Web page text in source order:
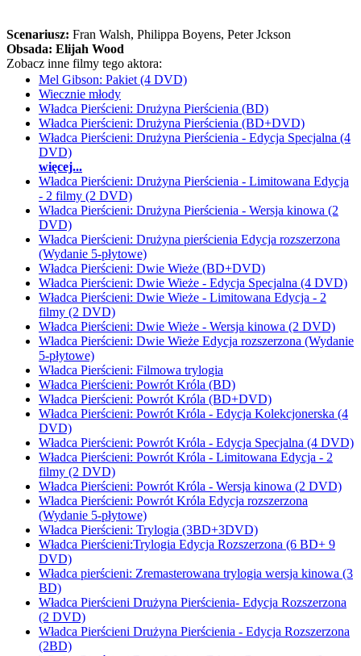
Scenariusz: Fran Walsh, Philippa Boyens, Peter Jckson
Obsada: Elijah Wood
Zobacz inne filmy tego aktora:
Mel Gibson: Pakiet (4 DVD)
Wiecznie młody
Władca Pierścieni: Drużyna Pierścienia (BD)
Władca Pierścieni: Drużyna Pierścienia (BD+DVD)
Władca Pierścieni: Drużyna Pierścienia - Edycja Specjalna (4
DVD)
więcej...
Władca Pierścieni: Drużyna Pierścienia - Limitowana Edycja
- 2 filmy (2 DVD)
Władca Pierścieni: Drużyna Pierścienia - Wersja kinowa (2
DVD)
Władca Pierścieni: Drużyna pierścienia Edycja rozszerzona
(Wydanie 5-płytowe)
Władca Pierścieni: Dwie Wieże (BD+DVD)
Władca Pierścieni: Dwie Wieże - Edycja Specjalna (4 DVD)
Władca Pierścieni: Dwie Wieże - Limitowana Edycja - 2
filmy (2 DVD)
Władca Pierścieni: Dwie Wieże - Wersja kinowa (2 DVD)
Władca Pierścieni: Dwie Wieże Edycja rozszerzona (Wydanie
5-płytowe)
Władca Pierścieni: Filmowa trylogia
Władca Pierścieni: Powrót Króla (BD)
Władca Pierścieni: Powrót Króla (BD+DVD)
Władca Pierścieni: Powrót Króla - Edycja Kolekcjonerska (4
DVD)
Władca Pierścieni: Powrót Króla - Edycja Specjalna (4 DVD)
Władca Pierścieni: Powrót Króla - Limitowana Edycja - 2
filmy (2 DVD)
Władca Pierścieni: Powrót Króla - Wersja kinowa (2 DVD)
Władca Pierścieni: Powrót Króla Edycja rozszerzona
(Wydanie 5-płytowe)
Władca Pierścieni: Trylogia (3BD+3DVD)
Władca Pierścieni:Trylogia Edycja Rozszerzona (6 BD+ 9
DVD)
Władca pierścieni: Zremasterowana trylogia wersja kinowa (3
BD)
Władca Pierścieni Drużyna Pierścienia- Edycja Rozszerzona
(2 DVD)
Władca Pierścieni Drużyna Pierścienia - Edycja Rozszerzona
(2BD)